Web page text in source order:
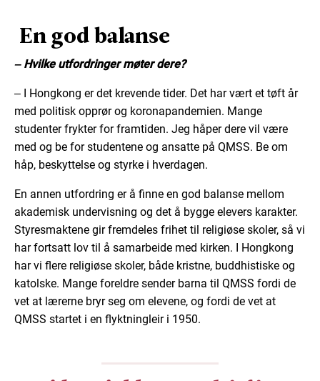
En god balanse
‒ Hvilke utfordringer møter dere?
­‒ I Hongkong er det krevende tider. Det har vært et tøft år
med politisk opprør og koronapandemien. Mange
studenter frykter for framtiden. Jeg håper dere vil være
med og be for studentene og ansatte på QMSS. Be om
håp, beskyttelse og styrke i hverdagen.
En annen utfordring er å finne en god balanse mellom
akademisk undervisning og det å bygge elevers karakter.
Styresmaktene gir fremdeles frihet til religiøse skoler, så vi
har fortsatt lov til å samarbeide med kirken. I Hongkong
har vi flere religiøse skoler, både kristne, buddhistiske og
katolske. Mange foreldre sender barna til QMSS fordi de
vet at lærerne bryr seg om elevene, og fordi de vet at
QMSS startet i en flyktningleir i 1950.